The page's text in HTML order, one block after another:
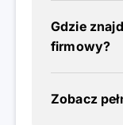
Gdzie
firmowy?
Zobacz